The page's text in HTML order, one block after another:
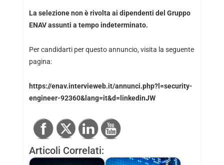
La selezione non è rivolta ai dipendenti del Gruppo
ENAV assunti a tempo indeterminato.
Per candidarti per questo annuncio, visita la seguente
pagina:
https://enav.intervieweb.it/annunci.php?l=security-
engineer-92360&lang=it&d=linkedinJW
Articoli Correlati: